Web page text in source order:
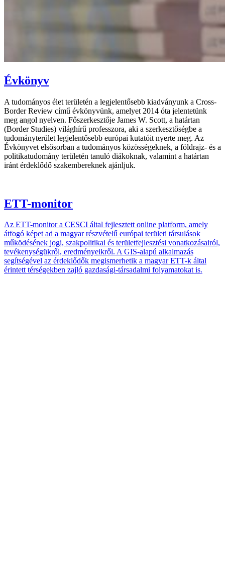
Évkönyv
A tudományos élet területén a legjelentősebb kiadványunk a Cross-
Border Review című évkönyvünk, amelyet 2014 óta jelentetünk
meg angol nyelven. Főszerkesztője James W. Scott, a határtan
(Border Studies) világhírű professzora, aki a szerkesztőségbe a
tudományterület legjelentősebb európai kutatóit nyerte meg. Az
Évkönyvet elsősorban a tudományos közösségeknek, a földrajz- és a
politikatudomány területén tanuló diákoknak, valamint a határtan
iránt érdeklődő szakembereknek ajánljuk.
ETT-monitor
Az ETT-monitor a CESCI által fejlesztett online platform, amely
átfogó képet ad a magyar részvételű európai területi társulások
működésének jogi, szakpolitikai és területfejlesztési vonatkozásairól,
tevékenységükről, eredményeikről. A GIS-alapú alkalmazás
segítségével az érdeklődők megismerhetik a magyar ETT-k által
érintett térségekben zajló gazdasági-társadalmi folyamatokat is.